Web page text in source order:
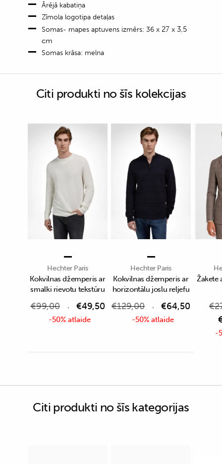
Ārējā kabatiņa
Zīmola logotipa detaļas
Somas- mapes aptuvens izmērs: 36 x 27 x 3,5
cm
Somas krāsa: melna
Citi produkti no šīs kolekcijas
Hechter Paris
Kokvilnas džemperis ar
smalki rievotu tekstūru
€99,00 €49,50
-50% atlaide
Hechter Paris
Kokvilnas džemperis ar
horizontālu joslu reljefu
€129,00 €64,50
-50% atlaide
Žakete
€
-
Citi produkti no šīs kategorijas